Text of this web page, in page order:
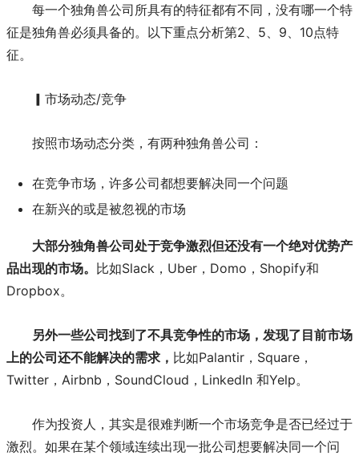
每一个独角兽公司所具有的特征都有不同，没有哪一个特
征是独角兽必须具备的。以下重点分析第2、5、9、10点特
征。
▎市场动态/竞争
按照市场动态分类，有两种独角兽公司：
在竞争市场，许多公司都想要解决同一个问题
在新兴的或是被忽视的市场
大部分独角兽公司处于竞争激烈但还没有一个绝对优势产
品出现的市场。 比如Slack，Uber，Domo，Shopify和
Dropbox。
另外一些公司找到了不具竞争性的市场，发现了目前市场
上的公司还不能解决的需求， 比如Palantir，Square，
Twitter，Airbnb，SoundCloud，LinkedIn 和Yelp。
作为投资人，其实是很难判断一个市场竞争是否已经过于
激烈。如果在某个领域连续出现一批公司想要解决同一个问